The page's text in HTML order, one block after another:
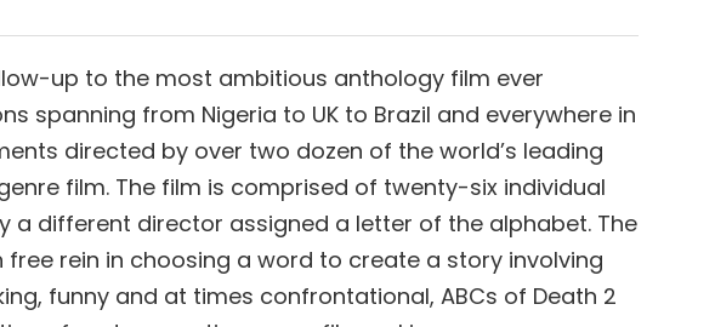
up to the most ambitious anthology film ever
spanning from Nigeria to UK to Brazil and everywhere in
directed by over two dozen of the world’s leading
film. The film is comprised of twenty-six individual
a different director assigned a letter of the alphabet. The
rein in choosing a word to create a story involving
funny and at times confrontational, ABCs of Death 2